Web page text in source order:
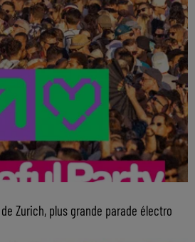
Zurich, plus grande parade électro